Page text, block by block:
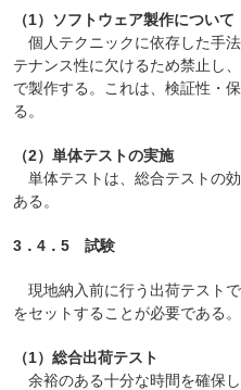
（1）ソフトウェア製作について
個人テクニックに依存した手
テナンス性に欠けるため禁止し
で製作する。これは、検証性・
る。
（2）単体テストの実施
単体テストは、総合テストの
ある。
3．4．5 試験
現地納入前に行う出荷テスト
をセットすることが必要である。
（1）総合出荷テスト
余裕のある十分な時間を確保